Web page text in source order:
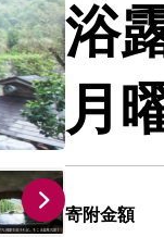
浴
月
寄附金額